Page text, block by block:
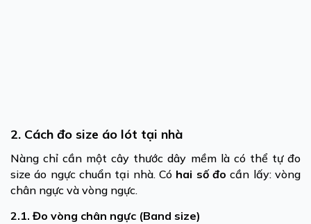
2. Cách đo size áo lót tại nhà
Nàng chỉ cần một cây thước dây mềm là có thể tự đo
size áo ngực chuẩn tại nhà. Có hai số đo cần lấy: vòng
chân ngực và vòng ngực.
2.1. Đo vòng chân ngực (Band size)